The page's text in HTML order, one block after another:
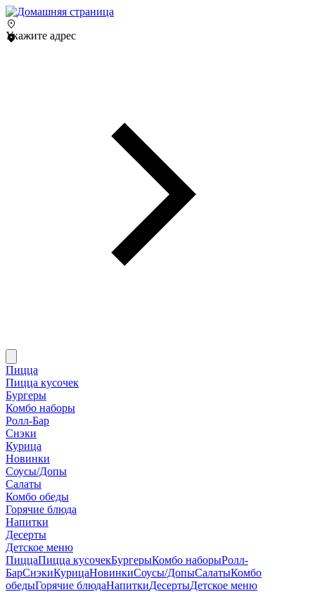
Укажите адрес
Пицца
Пицца кусочек
Бургеры
Комбо наборы
Ролл-Бар
Снэки
Курица
Новинки
Соусы/Допы
Салаты
Комбо обеды
Горячие блюда
Напитки
Десерты
Детское меню
ПиццаПицца кусочекБургерыКомбо наборыРолл-
БарСнэкиКурицаНовинкиСоусы/ДопыСалатыКомбо
обедыГорячие блюдаНапиткиДесертыДетское меню